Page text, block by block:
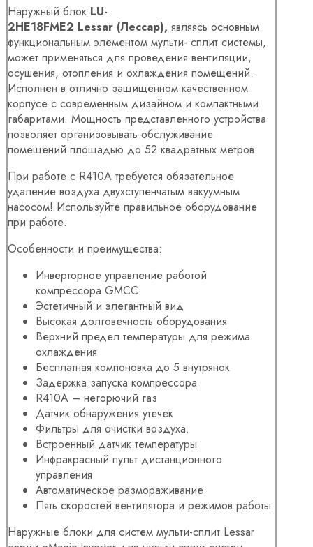
Наружный блок LU-
2HE18FME2 Lessar (Лессар), являясь основным
функциональным элементом мульти- сплит системы,
может применяться для проведения вентиляции,
осушения, отопления и охлаждения помещений.
Исполнен в отлично защищенном качественном
корпусе с современным дизайном и компактными
габаритами. Мощность представленного устройства
позволяет организовывать обслуживание
помещений площадью до 52 квадратных метров.
При работе с R410A требуется обязательное
удаление воздуха двухступенчатым вакуумным
насосом! Используйте правильное оборудование
при работе.
Особенности и преимущества:
Инверторное управление работой
компрессора GMCC
Эстетичный и элегантный вид
Высокая долговечность оборудования
Верхний предел температуры для режима
охлаждения
Бесплатная компоновка до 5 внутрянок
Задержка запуска компрессора
R410A – негорючий газ
Датчик обнаружения утечек
Фильтры для очистки воздуха.
Встроенный датчик температуры
Инфракрасный пульт дистанционного
управления
Автоматическое размораживание
Пять скоростей вентилятора и режимов работы
Наружные блоки для систем мульти-сплит Lessar